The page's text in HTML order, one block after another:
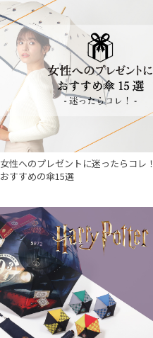
女性へのプレゼントに迷ったらコレ！
おすすめの傘15選